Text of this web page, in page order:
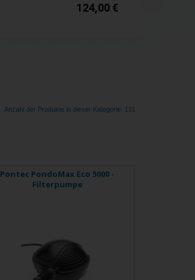
124,00 €
Anzahl der Produkte in dieser Kategorie: 131
Pontec PondoMax Eco 5000 -
Filterpumpe